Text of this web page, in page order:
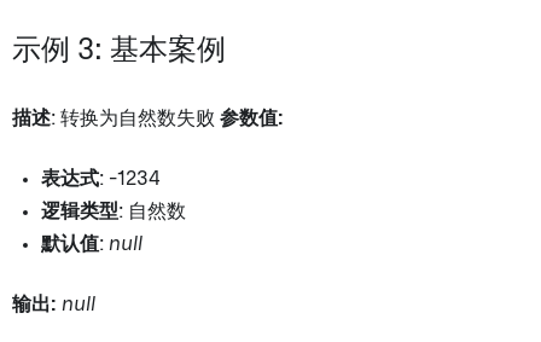
示例 3: 基本案例
描述: 转换为自然数失败 参数值:
表达式: -1234
逻辑类型: 自然数
默认值: null
输出: null